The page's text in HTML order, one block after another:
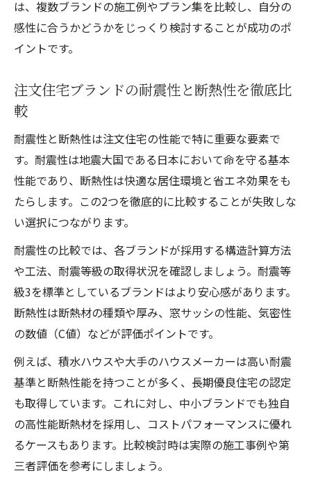
は、複数ブランドの施工例やプラン集を比較し、自分の
感性に合うかどうかをじっくり検討することが成功のポ
イントです。
注文住宅ブランドの耐震性と断熱性を徹底比
較
耐震性と断熱性は注文住宅の性能で特に重要な要素で
す。耐震性は地震大国である日本において命を守る基本
性能であり、断熱性は快適な居住環境と省エネ効果をも
たらします。この2つを徹底的に比較することが失敗しな
い選択につながります。
耐震性の比較では、各ブランドが採用する構造計算方法
や工法、耐震等級の取得状況を確認しましょう。耐震等
級3を標準としているブランドはより安心感があります。
断熱性は断熱材の種類や厚み、窓サッシの性能、気密性
の数値（C値）などが評価ポイントです。
例えば、積水ハウスや大手のハウスメーカーは高い耐震
基準と断熱性能を持つことが多く、長期優良住宅の認定
も取得しています。これに対し、中小ブランドでも独自
の高性能断熱材を採用し、コストパフォーマンスに優れ
るケースもあります。比較検討時は実際の施工事例や第
三者評価を参考にしましょう。